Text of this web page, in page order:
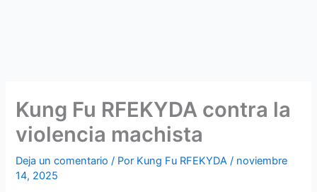
Kung Fu RFEKYDA contra la
violencia machista
Deja un comentario / Por Kung Fu RFEKYDA/ noviembre
14, 2025